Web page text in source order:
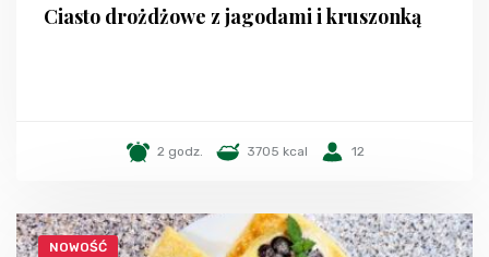
Ciasto drożdżowe z jagodami i kruszonką
2 godz. 3705 kcal 12
NOWOŚĆ